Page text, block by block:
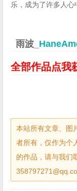
乐，成为了许多人心
雨波_
全部作品点我
本站所有文章、图
者所有，仅作为个
的作品，请与我们